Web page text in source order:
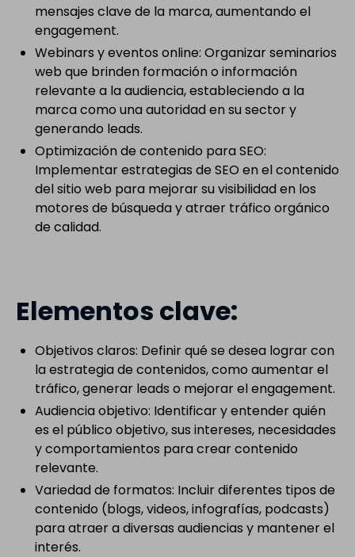
mensajes clave de la marca, aumentando el
engagement.
Webinars y eventos online: Organizar seminarios
web que brinden formación o información
relevante a la audiencia, estableciendo a la
marca como una autoridad en su sector y
generando leads.
Optimización de contenido para SEO:
Implementar estrategias de SEO en el contenido
del sitio web para mejorar su visibilidad en los
motores de búsqueda y atraer tráfico orgánico
de calidad.
Elementos clave:
Objetivos claros: Definir qué se desea lograr con
la estrategia de contenidos, como aumentar el
tráfico, generar leads o mejorar el engagement.
Audiencia objetivo: Identificar y entender quién
es el público objetivo, sus intereses, necesidades
y comportamientos para crear contenido
relevante.
Variedad de formatos: Incluir diferentes tipos de
contenido (blogs, videos, infografías, podcasts)
para atraer a diversas audiencias y mantener el
interés.